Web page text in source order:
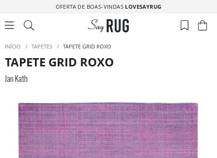
OFERTA DE BOAS-VINDAS LOVESAYRUG
INÍCIO / TAPETES / TAPETE GRID ROXO
TAPETE GRID ROXO
Jan Kath